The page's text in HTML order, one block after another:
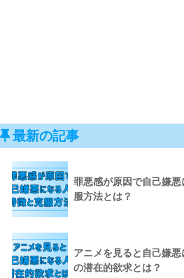
最新の記事
罪悪感が原因で自己嫌
服方法とは？
アニメを見ると自己嫌
の潜在的欲求とは？